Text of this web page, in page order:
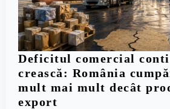
Deficitul comercial
crească: România
mult mai mult decât
export